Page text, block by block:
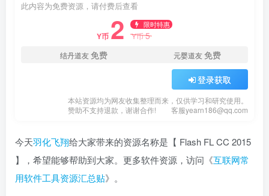
此内容为免费资源，请付费后查看
Y币 2 限时特惠
Y币5
结丹道友免费 元婴道友免费
登录获取
本站资源均为网友收集整理而来，仅供学习和研究使用。
赞助不支持退款，谢谢合作!
客服yearn186@qq.com
今天羽化飞翔给大家带来的资源名称是【 Flash FL CC 2015
】，希望能够帮助到大家。更多软件资源，访问《互联网常
用软件工具资源汇总贴》。